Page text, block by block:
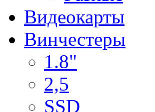
Видеокарты
Винчестеры
1.8"
2,5
SSD